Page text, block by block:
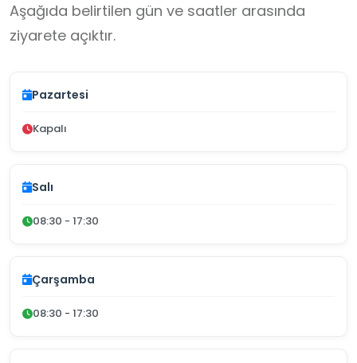
Aşağıda belirtilen gün ve saatler arasında
ziyarete açıktır.
Pazartesi
Kapalı
Salı
08:30 - 17:30
Çarşamba
08:30 - 17:30